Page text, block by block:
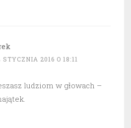
STYCZNIA 2016 O 18:11
ludziom w głowach –